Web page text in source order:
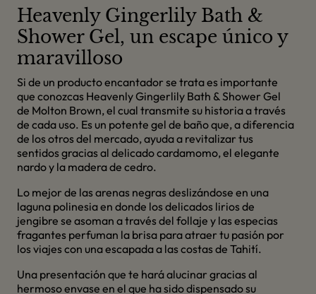
Heavenly Gingerlily Bath &
Shower Gel, un escape único y
maravilloso
Si de un producto encantador se trata es importante
que conozcas Heavenly Gingerlily Bath & Shower Gel
de Molton Brown, el cual transmite su historia a través
de cada uso. Es un potente gel de baño que, a diferencia
de los otros del mercado, ayuda a revitalizar tus
sentidos gracias al delicado cardamomo, el elegante
nardo y la madera de cedro.
Lo mejor de las arenas negras deslizándose en una
laguna polinesia en donde los delicados lirios de
jengibre se asoman a través del follaje y las especias
fragantes perfuman la brisa para atraer tu pasión por
los viajes con una escapada a las costas de Tahití.
Una presentación que te hará alucinar gracias al
hermoso envase en el que ha sido dispensado su